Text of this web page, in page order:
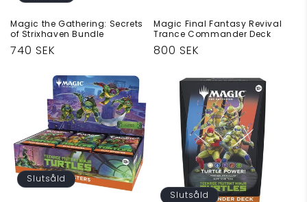
Magic the Gathering: Secrets
of Strixhaven Bundle
Ordinarie
740 SEK
Magic Final Fantasy Revival
Trance Commander Deck
Ordinarie
800 SEK
Slutsåld
Slutsåld